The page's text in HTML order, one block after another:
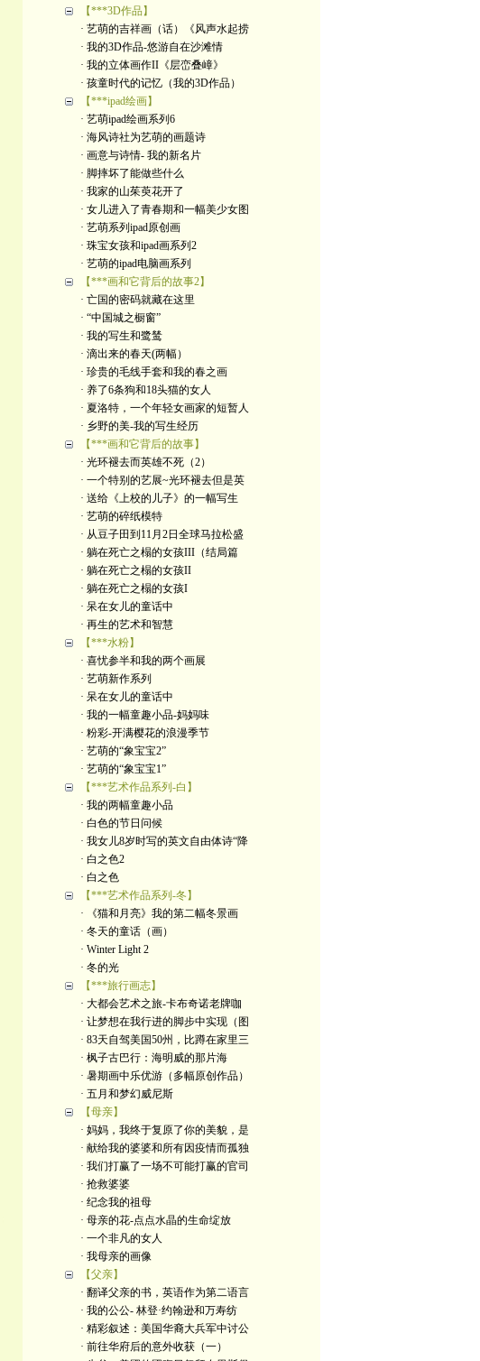
【***3D作品】
· 艺萌的吉祥画（话）《风声水起捞
· 我的3D作品-悠游自在沙滩情
· 我的立体画作II《层峦叠嶂》
· 孩童时代的记忆（我的3D作品）
【***ipad绘画】
· 艺萌ipad绘画系列6
· 海风诗社为艺萌的画题诗
· 画意与诗情- 我的新名片
· 脚摔坏了能做些什么
· 我家的山茱萸花开了
· 女儿进入了青春期和一幅美少女图
· 艺萌系列ipad原创画
· 珠宝女孩和ipad画系列2
· 艺萌的ipad电脑画系列
【***画和它背后的故事2】
· 亡国的密码就藏在这里
· “中国城之橱窗”
· 我的写生和鹭鸶
· 滴出来的春天(两幅）
· 珍贵的毛线手套和我的春之画
· 养了6条狗和18头猫的女人
· 夏洛特，一个年轻女画家的短暂人
· 乡野的美-我的写生经历
【***画和它背后的故事】
· 光环褪去而英雄不死（2）
· 一个特别的艺展~光环褪去但是英
· 送给《上校的儿子》的一幅写生
· 艺萌的碎纸模特
· 从豆子田到11月2日全球马拉松盛
· 躺在死亡之榻的女孩III（结局篇
· 躺在死亡之榻的女孩II
· 躺在死亡之榻的女孩I
· 呆在女儿的童话中
· 再生的艺术和智慧
【***水粉】
· 喜忧参半和我的两个画展
· 艺萌新作系列
· 呆在女儿的童话中
· 我的一幅童趣小品-妈妈味
· 粉彩-开满樱花的浪漫季节
· 艺萌的“象宝宝2”
· 艺萌的“象宝宝1”
【***艺术作品系列-白】
· 我的两幅童趣小品
· 白色的节日问候
· 我女儿8岁时写的英文自由体诗“降
· 白之色2
· 白之色
【***艺术作品系列-冬】
· 《猫和月亮》我的第二幅冬景画
· 冬天的童话（画）
· Winter Light 2
· 冬的光
【***旅行画志】
· 大都会艺术之旅-卡布奇诺老牌咖
· 让梦想在我行进的脚步中实现（图
· 83天自驾美国50州，比蹲在家里三
· 枫子古巴行：海明威的那片海
· 暑期画中乐优游（多幅原创作品）
· 五月和梦幻威尼斯
【母亲】
· 妈妈，我终于复原了你的美貌，是
· 献给我的婆婆和所有因疫情而孤独
· 我们打赢了一场不可能打赢的官司
· 抢救婆婆
· 纪念我的祖母
· 母亲的花-点点水晶的生命绽放
· 一个非凡的女人
· 我母亲的画像
【父亲】
· 翻译父亲的书，英语作为第二语言
· 我的公公- 林登·约翰逊和万寿纺
· 精彩叙述：美国华裔大兵军中讨公
· 前往华府后的意外收获（一）